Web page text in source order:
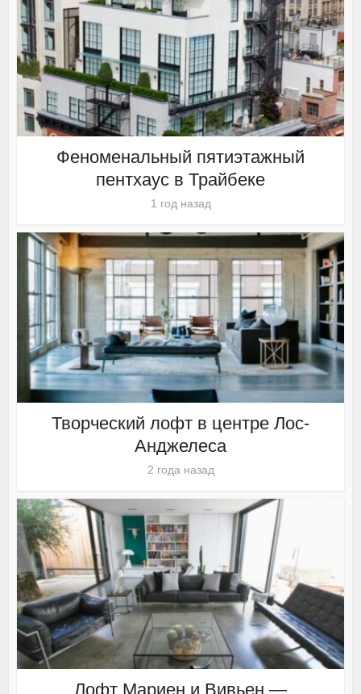
Феноменальный пятиэтажный
пентхаус в Трайбеке
1 год назад
Творческий лофт в центре Лос-
Анджелеса
2 года назад
Лофт Мариен и Вивьен —